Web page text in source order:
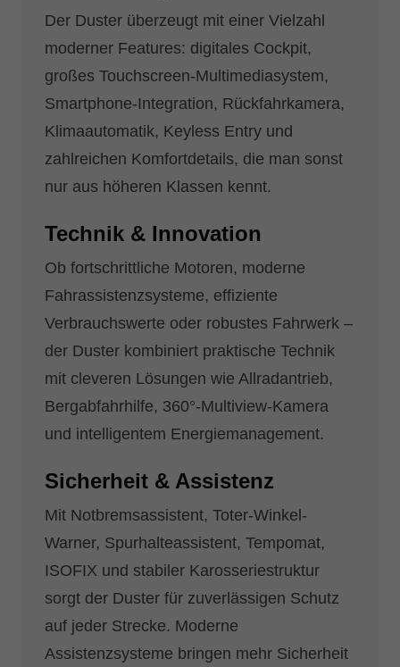
Der Duster überzeugt mit einer Vielzahl
moderner Features: digitales Cockpit,
großes Touchscreen-Multimediasystem,
Smartphone-Integration, Rückfahrkamera,
Klimaautomatik, Keyless Entry und
zahlreichen Komfortdetails, die man sonst
nur aus höheren Klassen kennt.
Technik & Innovation
Ob fortschrittliche Motoren, moderne
Fahrassistenzsysteme, effiziente
Verbrauchswerte oder robustes Fahrwerk –
der Duster kombiniert praktische Technik
mit cleveren Lösungen wie Allradantrieb,
Bergabfahrhilfe, 360°-Multiview-Kamera
und intelligentem Energiemanagement.
Sicherheit & Assistenz
Mit Notbremsassistent, Toter-Winkel-
Warner, Spurhalteassistent, Tempomat,
ISOFIX und stabiler Karosseriestruktur
sorgt der Duster für zuverlässigen Schutz
auf jeder Strecke. Moderne
Assistenzsysteme bringen mehr Sicherheit